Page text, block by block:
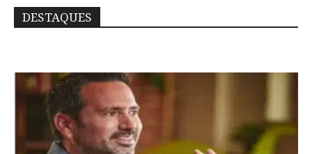
DESTAQUES